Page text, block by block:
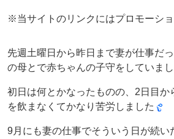
※当サイトのリンクにはプロモーシ
先週土曜日から昨日まで妻が仕事だ
の母とで赤ちゃんの子守をしていまし
初日は何とかなったものの、2日目か
を飲まなくてかなり苦労しました
9月にも妻の仕事でそういう日が続い